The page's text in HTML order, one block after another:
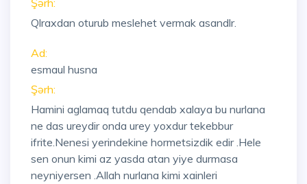
Şərh:
Qlraxdan oturub meslehet vermak asandlr.
Ad:
esmaul husna
Şərh:
Hamini aglamaq tutdu qendab xalaya bu nurlana
ne das ureydir onda urey yoxdur tekebbur
ifrite.Nenesi yerindekine hormetsizdik edir .Hele
sen onun kimi az yasda atan yiye durmasa
neyniyersen .Allah nurlana kimi xainleri